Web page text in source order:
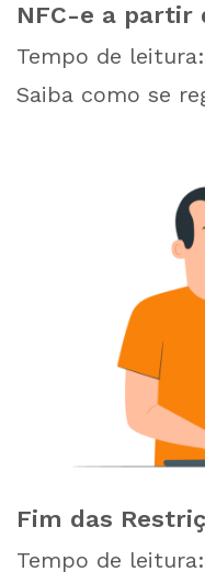
NFC-e a partir
Tempo de leitura:
Saiba como se
Fim das
Tempo de leitura: